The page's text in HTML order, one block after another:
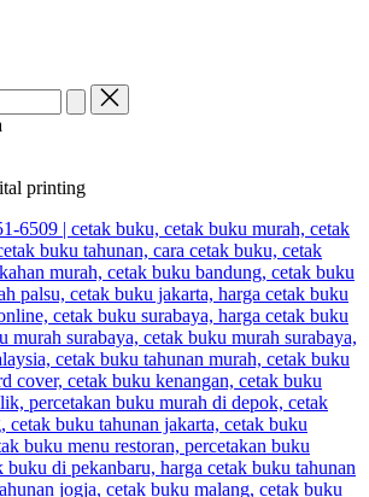
printing